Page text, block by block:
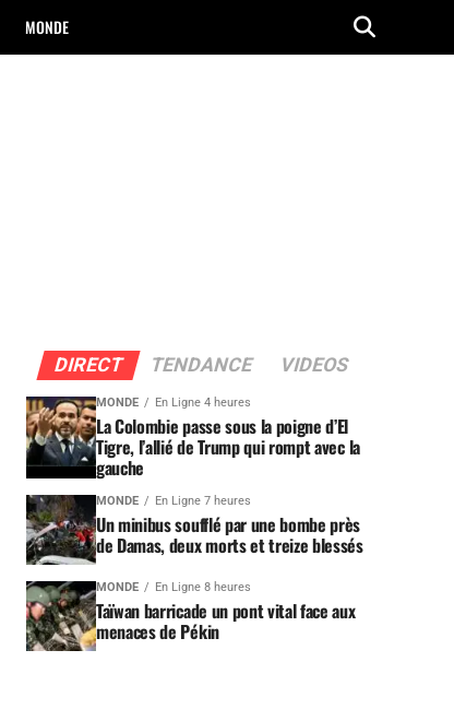
MONDE
DIRECT TENDANCE VIDEOS
MONDE En Ligne 4 heures
La Colombie passe sous la poigne d’El
Tigre, l’allié de Trump qui rompt avec la
gauche
MONDE En Ligne 7 heures
Un minibus soufflé par une bombe près
de Damas, deux morts et treize blessés
MONDE En Ligne 8 heures
Taïwan barricade un pont vital face aux
menaces de Pékin